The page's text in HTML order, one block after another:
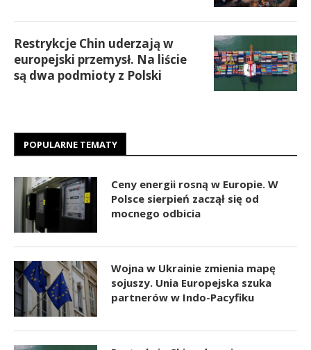
Restrykcje Chin uderzają w
europejski przemysł. Na liście
są dwa podmioty z Polski
POPULARNE TEMATY
Ceny energii rosną w Europie. W
Polsce sierpień zaczął się od
mocnego odbicia
Wojna w Ukrainie zmienia mapę
sojuszy. Unia Europejska szuka
partnerów w Indo-Pacyfiku